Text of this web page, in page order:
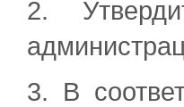
2.
3. В